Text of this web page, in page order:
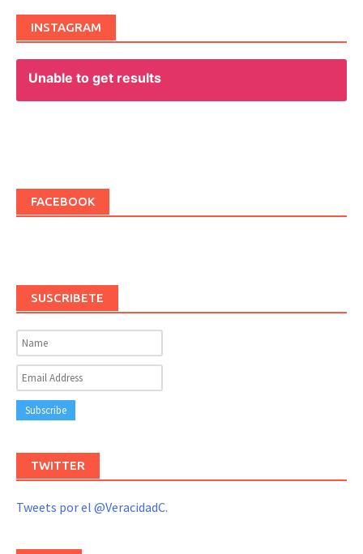
INSTAGRAM
Unable to get results
FACEBOOK
SUSCRIBETE
TWITTER
Tweets por el @VeracidadC.